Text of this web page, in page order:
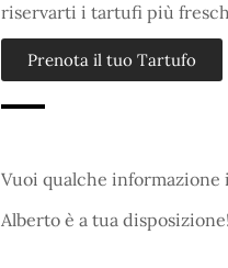
riservarti i tartufi più
Prenota il tuo Tartufo
Vuoi qualche
Alberto è a tua disposizione!